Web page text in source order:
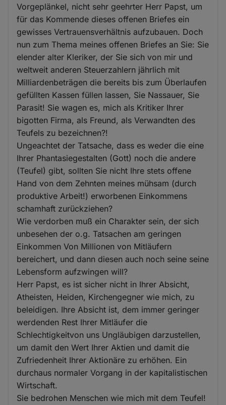
Vorgeplänkel, nicht sehr geehrter Herr Papst, um
für das Kommende dieses offenen Briefes ein
gewisses Vertrauensverhältnis aufzubauen. Doch
nun zum Thema meines offenen Briefes an Sie: Sie
elender alter Kleriker, der Sie sich von mir und
weltweit anderen Steuerzahlern jährlich mit
Milliardenbeträgen die bereits bis zum Überlaufen
gefüllten Kassen füllen lassen, Sie Nassauer, Sie
Parasit! Sie wagen es, mich als Kritiker Ihrer
bigotten Firma, als Freund, als Verwandten des
Teufels zu bezeichnen?!
Ungeachtet der Tatsache, dass es weder die eine
Ihrer Phantasiegestalten (Gott) noch die andere
(Teufel) gibt, sollten Sie nicht Ihre stets offene
Hand von dem Zehnten meines mühsam (durch
produktive Arbeit!) erworbenen Einkommens
schamhaft zurückziehen?
Wie verdorben muß ein Charakter sein, der sich
unbesehen der o.g. Tatsachen am geringen
Einkommen Von Millionen von Mitläufern
bereichert, und dann diesen auch noch seine seine
Lebensform aufzwingen will?
Herr Papst, es ist sicher nicht in Ihrer Absicht,
Atheisten, Heiden, Kirchengegner wie mich, zu
beleidigen. Ihre Absicht ist, dem immer geringer
werdenden Rest Ihrer Mitläufer die
Schlechtigkeitvon uns Ungläubigen darzustellen,
um damit den Wert Ihrer Aktien und damit die
Zufriedenheit Ihrer Aktionäre zu erhöhen. Ein
durchaus normaler Vorgang in der kapitalistischen
Wirtschaft.
Sie bedrohen Menschen wie mich mit dem Teufel!